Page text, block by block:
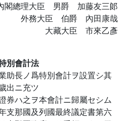
閣總理大臣 男爵 加藤友三郞
外務大臣 伯爵 內田康哉
大藏大臣 市來乙彥
別會計法
助長ノ爲特別會計ヲ設置シ其
出ニ充ツ
券ハ之ヲ本會計ニ歸屬セシム
支那國及列國最終議定書第六